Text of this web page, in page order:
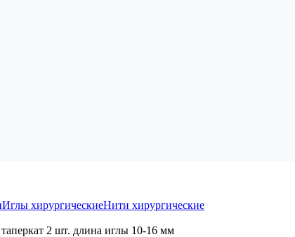
Иглы хирургическиеНити хирургические
2 шт. длина иглы 10-16 мм